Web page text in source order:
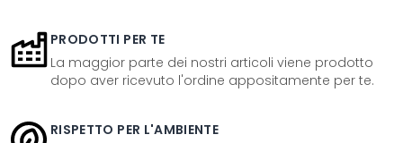
PRODOTTI PER TE
La maggior parte dei nostri articoli viene prodotto
dopo aver ricevuto l'ordine appositamente per te.
RISPETTO PER L'AMBIENTE